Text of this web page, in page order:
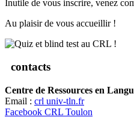
Inutile de vous inscrire, venez
Au plaisir de vous accueillir !
contacts
Centre de Ressources en
Email : crl univ-tln.fr
Facebook CRL Toulon